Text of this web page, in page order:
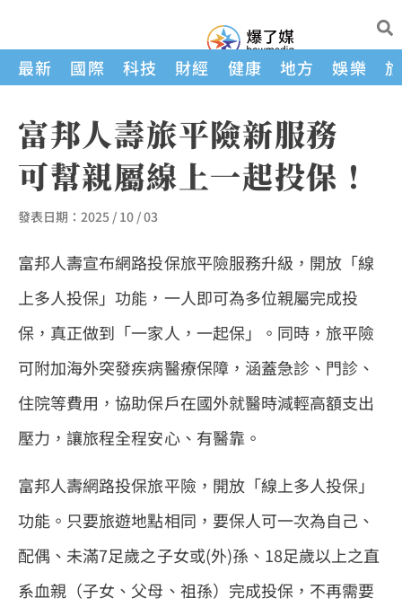
最新 國際 科技 財經 健康 地方 娛樂
富邦人壽旅平險新服務
可幫親屬線上一起投保！
發表日期： 2025 / 10 / 03
富邦人壽宣布網路投保旅平險服務升級，開放「線
上多人投保」功能，一人即可為多位親屬完成投
保，真正做到「一家人，一起保」。同時，旅平險
可附加海外突發疾病醫療保障，涵蓋急診、門診、
住院等費用，協助保戶在國外就醫時減輕高額支出
壓力，讓旅程全程安心、有醫靠。
富邦人壽網路投保旅平險，開放「線上多人投保」
功能。只要旅遊地點相同，要保人可一次為自己、
配偶、未滿7足歲之子女或(外)孫、18足歲以上之直
系血親（子女、父母、祖孫）完成投保，不再需要